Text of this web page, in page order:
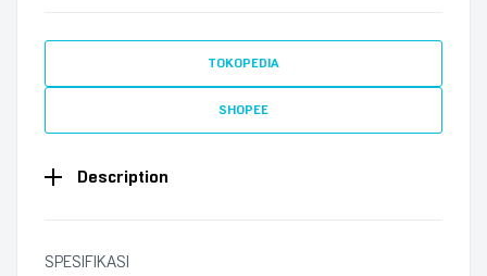
TOKOPEDIA
SHOPEE
Description
SPESIFIKASI